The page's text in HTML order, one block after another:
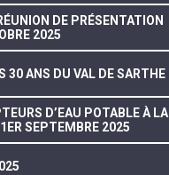
DE PRÉSENTATION
2025
30 ANS DU VAL DE SARTHE
D’EAU POTABLE À LA
SEPTEMBRE 2025